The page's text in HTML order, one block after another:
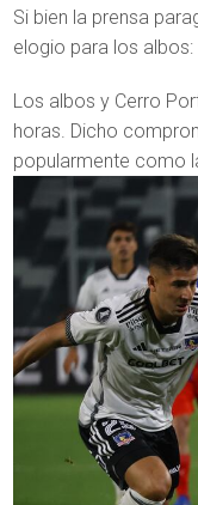
Si bien la prensa
elogio para los
Los albos y Cerro
horas. Dicho
popularmente como